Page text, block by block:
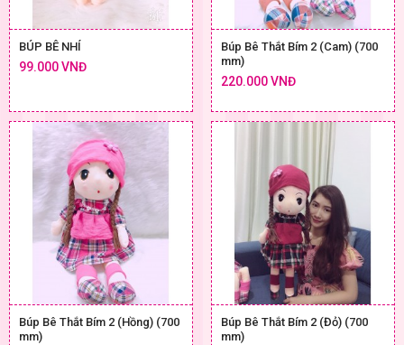
BÚP BÊ NHÍ
99.000 VNĐ
Búp Bê Thắt Bím 2 (Cam) (700
mm)
220.000 VNĐ
Búp Bê Thắt Bím 2 (Hồng) (700
mm)
Búp Bê Thắt Bím 2 (Đỏ) (700
mm)